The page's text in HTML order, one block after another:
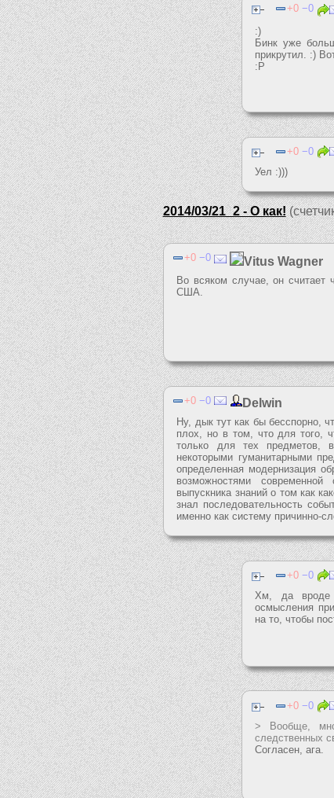
0 0
:)
Бинк уже
прикрутил. :)
:P
0 0
Уел :)))
2014/03/21_2 - О как!
0 0 Vitus Wagner
Во всяком случае, он считает
США.
0 0 Delwin
Ну, дык тут как бы бесспорно,
плох, но в том, что для того,
только для тех предметов,
некоторыми гуманитарными
определенная модернизация
возможностями
выпускника знаний о том как
знал последовательность
именно как систему причинно-
0 0
Хм, да вроде
осмысления
на то, чтобы
0 0
> Вообще,
следственных
Согласен, ага.